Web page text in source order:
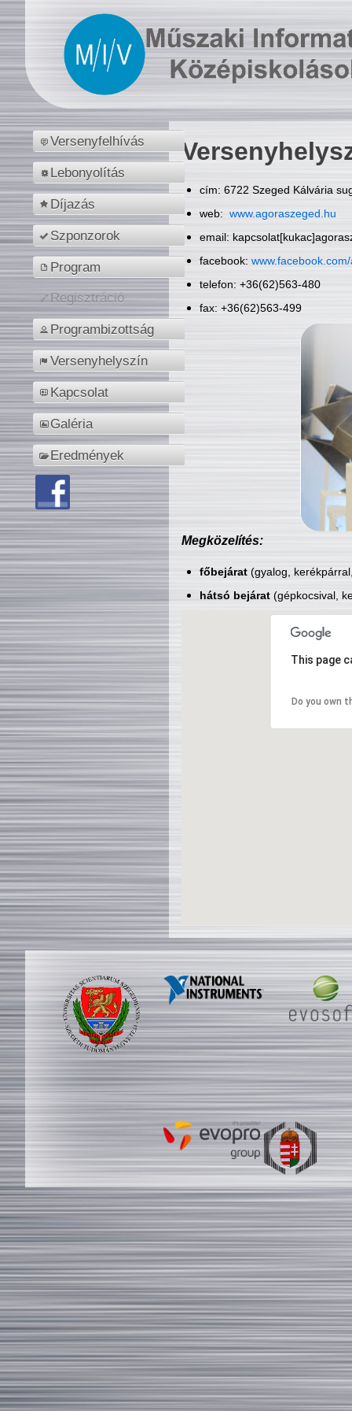
Versenyfelhívás
Lebonyolítás
Díjazás
Szponzorok
Program
Regisztráció
Programbizottság
Versenyhelyszín
Kapcsolat
Galéria
Eredmények
cím: 6722 Szeged Kálvária
web: www.agoraszeged.hu
email:
facebook:
telefon: +36(62)563-480
fax: +36(62)563-499
Megközelítés:
főbejárat(gyalog,
hátsó bejárat(gépkocsival,
This page
Do you own